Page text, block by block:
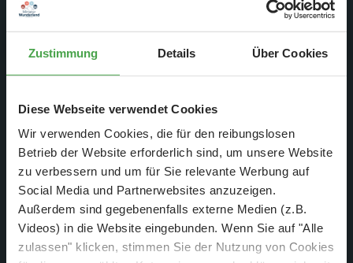
Zustimmung Details Über Cookies
Diese Webseite verwendet Cookies
Wir verwenden Cookies, die für den reibungslosen
Betrieb der Website erforderlich sind, um unsere Website
zu verbessern und um für Sie relevante Werbung auf
Social Media und Partnerwebsites anzuzeigen.
Außerdem sind gegebenenfalls externe Medien (z.B.
Videos) in die Website eingebunden. Wenn Sie auf "Alle
zulassen" klicken, stimmen Sie der Nutzung von Cookies
Ein Blick hinter die Kulissen – mit ganz
viel Herz, Handarbeit und Humor.